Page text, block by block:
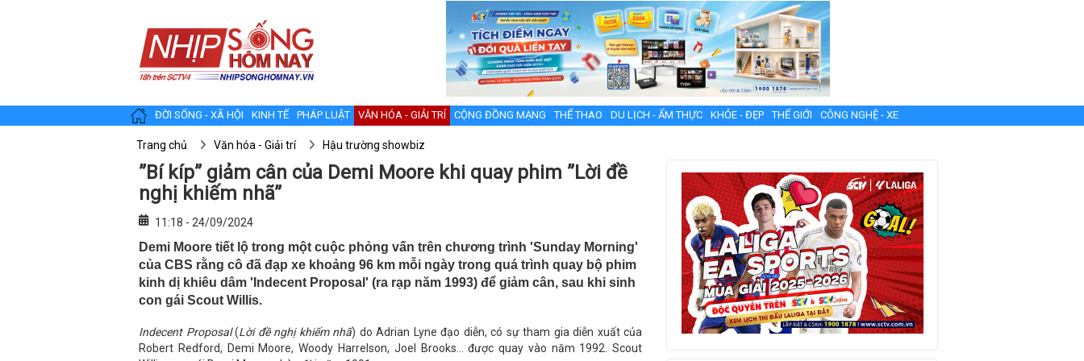
ĐỜI SỐNG - XÃ HỘI KINH TẾ PHÁP LUẬT VĂN HÓA - GIẢI TRÍ CỘNG ĐỒNG MẠNG THỂ THAO DU LỊCH - ẨM THỰC KHỎE - ĐẸP THẾ GIỚI CÔNG NGHỆ - XE
Trang chủ Văn hóa - Giải trí Hậu trường showbiz
”Bí kíp” giảm cân của Demi Moore khi quay phim ”Lời đề
nghị khiếm nhã”
11:18 - 24/09/2024
Demi Moore tiết lộ trong một cuộc phỏng vấn trên chương trình 'Sunday Morning'
của CBS rằng cô đã đạp xe khoảng 96 km mỗi ngày trong quá trình quay bộ phim
kinh dị khiêu dâm 'Indecent Proposal' (ra rạp năm 1993) để giảm cân, sau khi sinh
con gái Scout Willis.
Indecent Proposal(Lời đề nghị khiếm nhã) do Adrian Lyne đạo diễn, có sự tham gia diễn xuất của
Robert Redford, Demi Moore, Woody Harrelson, Joel Brooks… được quay vào năm 1992. Scout